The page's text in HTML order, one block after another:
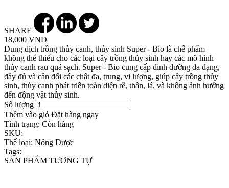
SHARE
18,000 VND
Dung dịch trồng thủy canh, thủy sinh Super - Bio là chế phẩm
không thể thiếu cho các loại cây trồng thủy sinh hay các mô hình
thủy canh rau quả sạch. Super - Bio cung cấp dinh dưỡng đa dạng,
đầy đủ và cân đối các chất đa, trung, vi lượng, giúp cây trồng thủy
sinh, thủy canh phát triển toàn diện rễ, thân, lá, và không ảnh hưởng
đến động vật thủy sinh.
Số lượng
Thêm vào giỏ Đặt hàng ngay
Tình trạng: Còn hàng
SKU:
Thể loại: Nông Dược
Tags:
SẢN PHẨM TƯƠNG TỰ